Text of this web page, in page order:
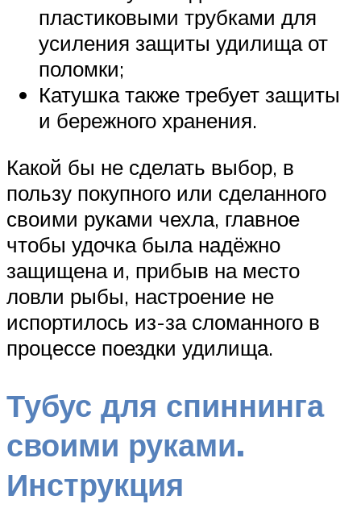
пластиковыми трубками для
усиления защиты удилища от
поломки;
Катушка также требует защиты
и бережного хранения.
Какой бы не сделать выбор, в
пользу покупного или сделанного
своими руками чехла, главное
чтобы удочка была надёжно
защищена и, прибыв на место
ловли рыбы, настроение не
испортилось из-за сломанного в
процессе поездки удилища.
Тубус для спиннинга
своими руками.
Инструкция